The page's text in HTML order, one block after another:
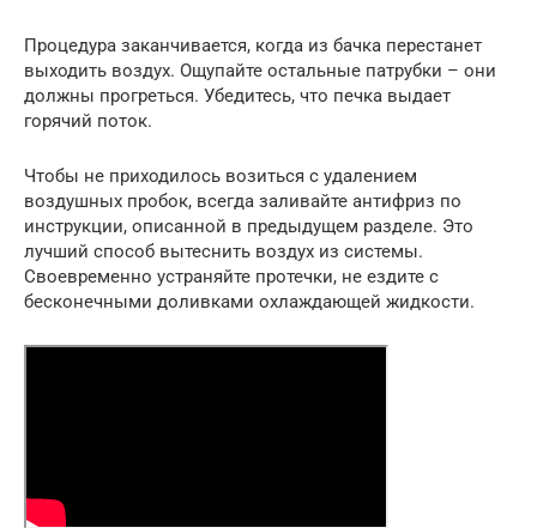
Процедура заканчивается, когда из бачка перестанет
выходить воздух. Ощупайте остальные патрубки – они
должны прогреться. Убедитесь, что печка выдает
горячий поток.
Чтобы не приходилось возиться с удалением
воздушных пробок, всегда заливайте антифриз по
инструкции, описанной в предыдущем разделе. Это
лучший способ вытеснить воздух из системы.
Своевременно устраняйте протечки, не ездите с
бесконечными доливками охлаждающей жидкости.